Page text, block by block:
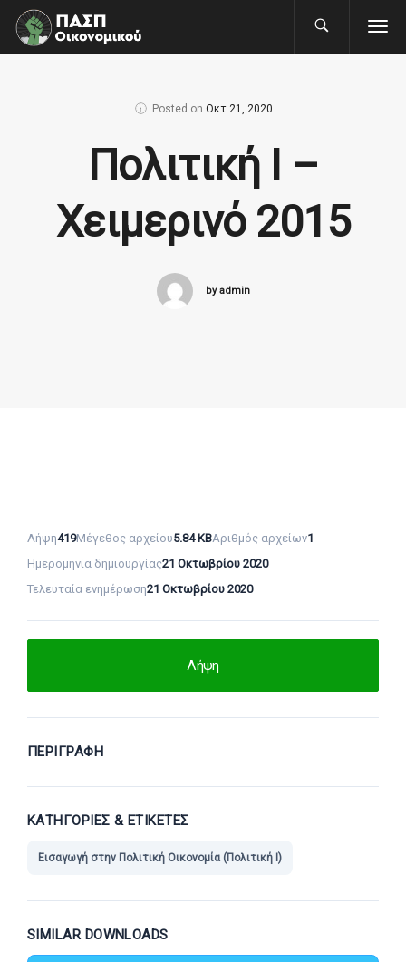
Posted on Οκτ 21, 2020
Πολιτική Ι –
Χειμερινό 2015
by admin
Λήψη419Μέγεθος αρχείου5.84 KBΑριθμός αρχείων1
Ημερομηνία δημιουργίας21 Οκτωβρίου 2020
Τελευταία ενημέρωση21 Οκτωβρίου 2020
Λήψη
ΠΕΡΙΓΡΑΦΉ
ΚΑΤΗΓΟΡΊΕΣ & ΕΤΙΚΈΤΕΣ
Εισαγωγή στην Πολιτική Οικονομία (Πολιτική Ι)
SIMILAR DOWNLOADS